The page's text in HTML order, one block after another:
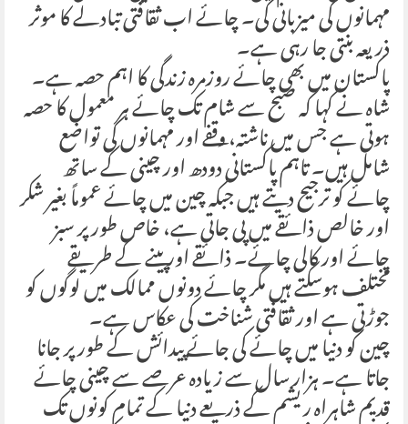
مہمانوں کی میزبانی کی۔ چائے اب ثقافتی تبادلے کا موثر
ذریعہ بنتی جا رہی ہے۔
پاکستان میں بھی چائے روزمرہ زندگی کا اہم حصہ ہے۔
شاہ نے کہا کہ صبح سے شام تک چائے ہر معمول کا حصہ
ہوتی ہے جس میں ناشتہ، وقفے اور مہمانوں کی تواضع
شامل ہیں۔ تاہم پاکستانی دودھ اور چینی کے ساتھ
چائے کو ترجیح دیتے ہیں جبکہ چین میں چائے عموماً بغیر شکر
اور خالص ذائقے میں پی جاتی ہے، خاص طور پر سبز
چائے اور کالی چائے۔ ذائقے اور پینے کے طریقے
مختلف ہوسکتے ہیں مگر چائے دونوں ممالک میں لوگوں کو
جوڑتی ہے اور ثقافتی شناخت کی عکاس ہے۔
چین کو دنیا میں چائے کی جائے پیدائش کے طور پر جانا
جاتا ہے۔ ہزار سال سے زیادہ عرصے سے چینی چائے
قدیم شاہراہ ریشم کے ذریعے دنیا کے تمام کونوں تک